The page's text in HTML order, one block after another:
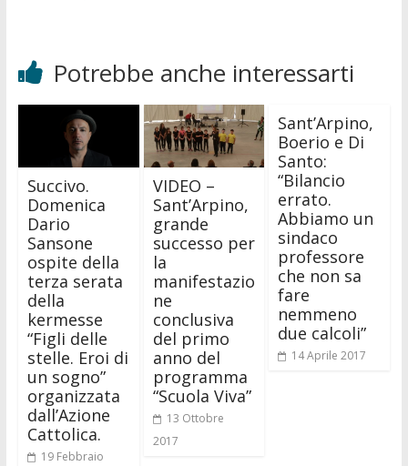
Potrebbe anche interessarti
Succivo.
Domenica
Dario
Sansone
ospite della
terza serata
della
kermesse
“Figli delle
stelle. Eroi di
un sogno”
organizzata
dall’Azione
Cattolica.
19 Febbraio
VIDEO –
Sant’Arpino,
grande
successo per
la
manifestazio
ne
conclusiva
del primo
anno del
programma
“Scuola Viva”
13 Ottobre
2017
Sant’Arpino,
Boerio e Di
Santo:
“Bilancio
errato.
Abbiamo un
sindaco
professore
che non sa
fare
nemmeno
due calcoli”
14 Aprile 2017